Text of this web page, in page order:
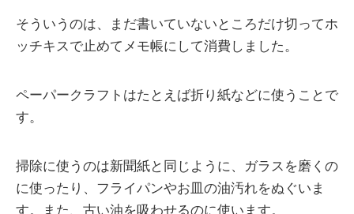
そういうのは、まだ書いていないところだけ切ってホ
ッチキスで止めてメモ帳にして消費しました。
ペーパークラフトはたとえば折り紙などに使うことで
す。
掃除に使うのは新聞紙と同じように、ガラスを磨くの
に使ったり、フライパンやお皿の油汚れをぬぐいま
す。また、古い油を吸わせるのに使います。